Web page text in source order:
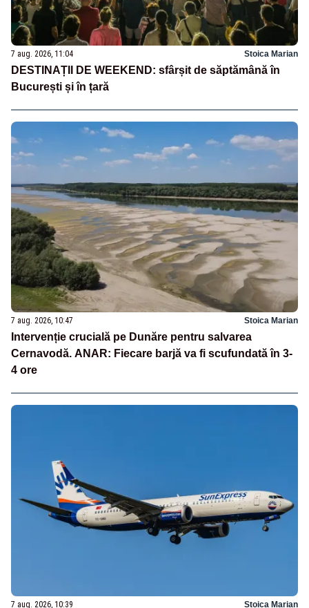
7 aug. 2026, 11:04 Stoica Marian
DESTINAȚII DE WEEKEND: sfârșit de săptămână în
București și în țară
7 aug. 2026, 10:47 Stoica Marian
Intervenție crucială pe Dunăre pentru salvarea
Cernavodă. ANAR: Fiecare barjă va fi scufundată în 3-
4 ore
7 aug. 2026, 10:39 Stoica Marian